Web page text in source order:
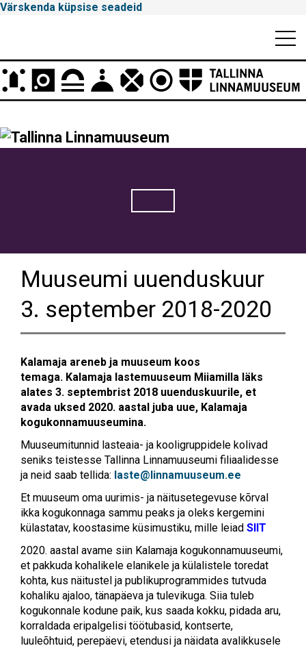
Värskenda küpsise seadeid
Peamenüü
Muuseumi uuenduskuur
3. september 2018-2020
Kalamaja areneb ja muuseum koos
temaga. Kalamaja lastemuuseum Miiamilla läks
alates 3. septembrist 2018 uuenduskuurile, et
avada uksed 2020. aastal juba uue, Kalamaja
kogukonnamuuseumina.
Muuseumitunnid lasteaia- ja kooligruppidele kolivad
seniks teistesse Tallinna Linnamuuseumi filiaalidesse
ja neid saab tellida: laste@linnamuuseum.ee
Et muuseum oma uurimis- ja näitusetegevuse kõrval
ikka kogukonnaga sammu peaks ja oleks kergemini
külastatav, koostasime küsimustiku, mille leiad SIIT
2020. aastal avame siin Kalamaja kogukonnamuuseumi,
et pakkuda kohalikele elanikele ja külalistele toredat
kohta, kus näitustel ja publikuprogrammides tutvuda
kohaliku ajaloo, tänapäeva ja tulevikuga. Siia tuleb
kogukonnale kodune paik, kus saada kokku, pidada aru,
korraldada eripalgelisi töötubasid, kontserte,
luuleõhtuid, perepäevi, etendusi ja näidata avalikkusele